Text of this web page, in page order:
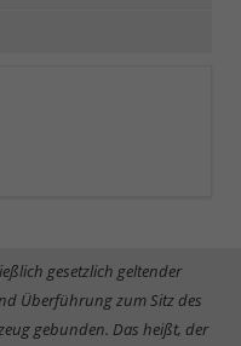
gesetzlich geltender
Überführung zum Sitz des
gebunden. Das heißt, der